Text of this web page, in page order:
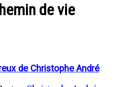
de vie
de Christophe André